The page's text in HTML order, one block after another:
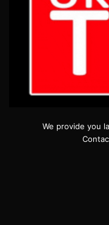
We provide you